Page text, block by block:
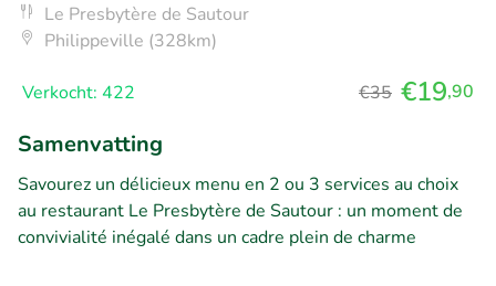
Le Presbytère de Sautour
Philippeville (328km)
Verkocht: 422 €35 €19,90
Samenvatting
Savourez un délicieux menu en 2 ou 3 services au choix
au restaurant Le Presbytère de Sautour : un moment de
convivialité inégalé dans un cadre plein de charme